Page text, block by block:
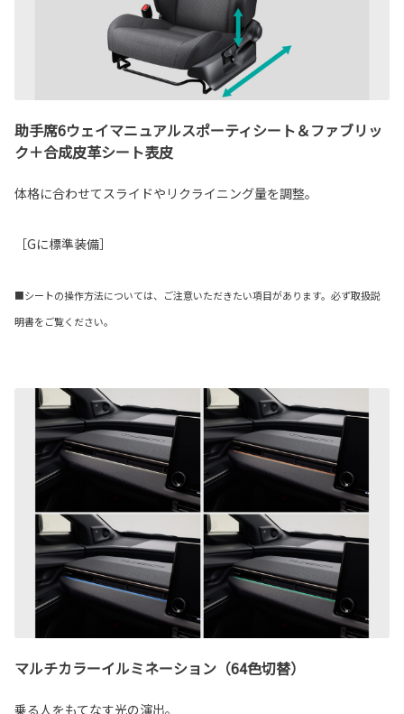
助手席6ウェイマニュアルスポーティシート＆ファブリッ
ク＋合成皮革シート表皮
体格に合わせてスライドやリクライニング量を調整。
［Gに標準装備］
■シートの操作方法については、ご注意いただきたい項目があります。必ず取扱説
明書をご覧ください。
マルチカラーイルミネーション（64色切替）
乗る人をもてなす光の演出。